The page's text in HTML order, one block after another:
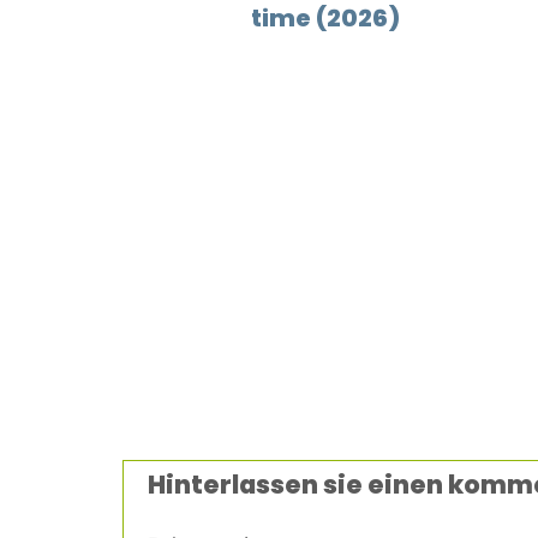
time (2026)
Hinterlassen sie einen